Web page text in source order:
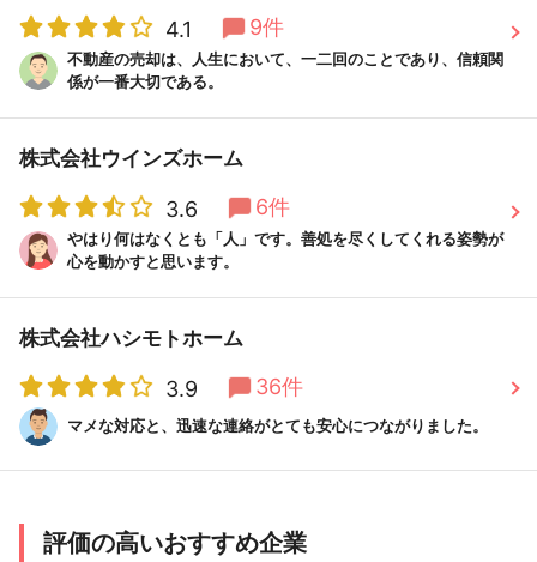
4.1 9件
不動産の売却は、人生において、一二回のことであり、信頼関
係が一番大切である。
株式会社ウインズホーム
3.6 6件
やはり何はなくとも「人」です。善処を尽くしてくれる姿勢が
心を動かすと思います。
株式会社ハシモトホーム
3.9 36件
マメな対応と、迅速な連絡がとても安心につながりました。
評価の高いおすすめ企業